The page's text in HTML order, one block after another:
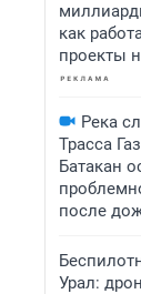
как
проекты
Река
Трасса
Батакан
после
Урал: